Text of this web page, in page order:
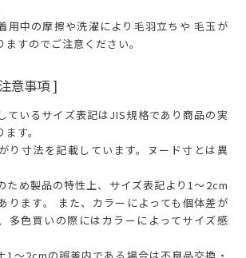
用中の摩擦や洗濯により毛羽立ちや 毛玉が
すのでご注意ください。
意事項 ]
ているサイズ表記はJIS規格であり商品の実
す。
り寸法を記載しています。ヌード寸とは異
ため製品の特性上、サイズ表記より1～2cm
ります。 また、カラーによっても個体差が
多色買いの際にはカラーによってサイズ感